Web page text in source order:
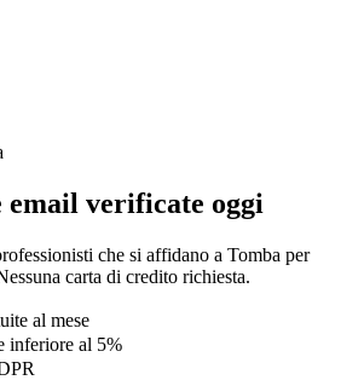
verificate oggi
che si affidano a Tomba per
carta di credito richiesta.
al mese
inferiore al 5%